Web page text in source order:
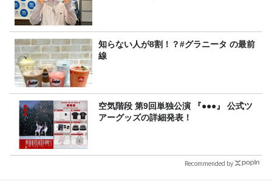
知らない人が8割！？#グラニータ の最前
線
空気階段 第9回単独公演 『●●●』 公式ツ
アーグッズの詳細発表！
Recommended by